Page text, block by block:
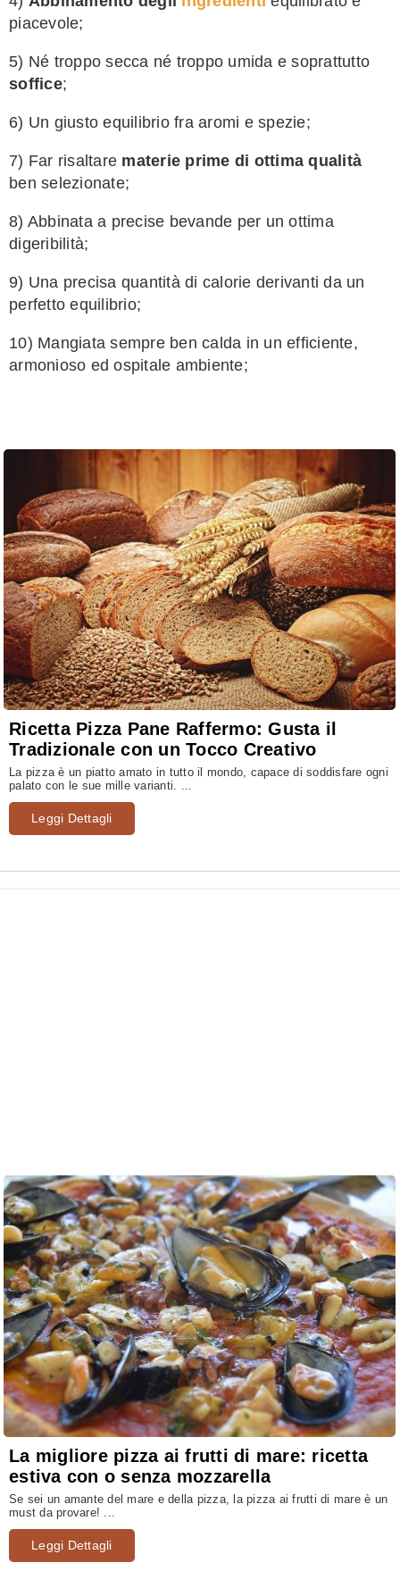
piacevole;
5) Né troppo secca né troppo umida e soprattutto
soffice;
6) Un giusto equilibrio fra aromi e spezie;
7) Far risaltare materie prime di ottima qualità
ben selezionate;
8) Abbinata a precise bevande per un ottima
digeribilità;
9) Una precisa quantità di calorie derivanti da un
perfetto equilibrio;
10) Mangiata sempre ben calda in un efficiente,
armonioso ed ospitale ambiente;
Ricetta Pizza Pane Raffermo: Gusta il
Tradizionale con un Tocco Creativo
La pizza è un piatto amato in tutto il mondo, capace di soddisfare ogni
palato con le sue mille varianti. ...
Leggi Dettagli
La migliore pizza ai frutti di mare: ricetta
estiva con o senza mozzarella
Se sei un amante del mare e della pizza, la pizza ai frutti di mare è un
must da provare! ...
Leggi Dettagli